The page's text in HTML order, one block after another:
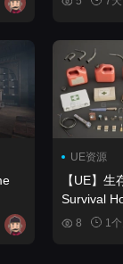
UE资源
【UE】
Survival
Props
8 1